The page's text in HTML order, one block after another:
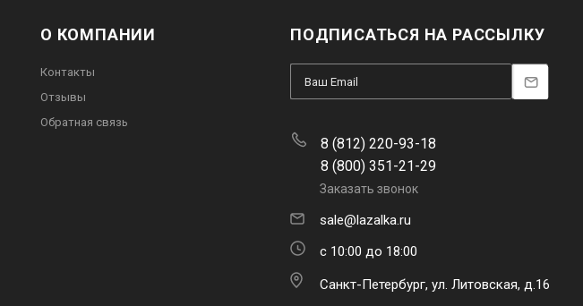
О КОМПАНИИ
Контакты
Отзывы
Обратная связь
ПОДПИСАТЬСЯ НА РАССЫЛКУ
8 (812) 220-93-18
8 (800) 351-21-29
Заказать звонок
sale@lazalka.ru
с 10:00 до 18:00
Санкт-Петербург, ул. Литовская, д.16